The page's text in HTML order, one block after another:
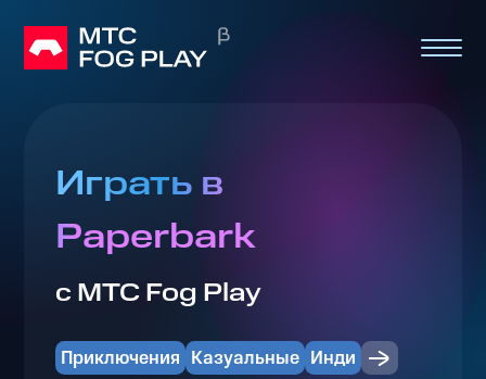
Играть в
Paperbark
с МТС Fog Play
Приключения Казуальные Инди